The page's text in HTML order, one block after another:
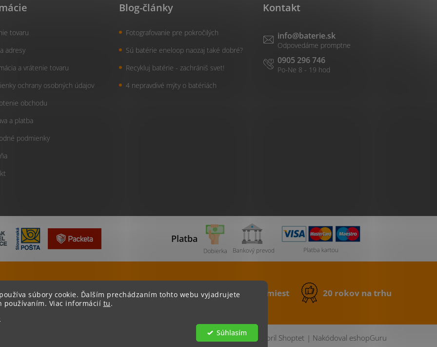
súbory cookie. Ďalším prechádzaním tohto webu vyjadrujete
používaním. Viac informácií tu.
Súhlasím
tovaru
adresy
a vrátenie tovaru
ochrany osobných údajov
obchodu
a platba
podmienky
Blog-články
Fotografovanie pre pokročilých
Sú batérie eneloop naozaj také dobré?
Recykluj batérie - zachrániš svet!
4 nepravdivé mýty o batériách
Kontakt
info@baterie.sk
0905 296 746
Platba
Tovar odosielame do 24 hodín Viac ako 4000 výdajných miest 20 rokov na trhu
Vytvoril Shoptet | Nakódoval eshopGuru